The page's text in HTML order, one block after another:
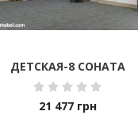
ДЕТСКАЯ-8 СОНАТА
21 477 грн